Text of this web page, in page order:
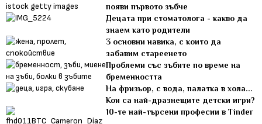
появи първото зъбче
Децата при стоматолога - какво да
знаем като родители
3 основни навика, с които да
забавим стареенето
Проблеми със зъбите по време на
бременността
На фризьор, с вода, палатка в хола...
Кои са най-дразнещите детски игри?
10-те най-търсени професии в Tinder